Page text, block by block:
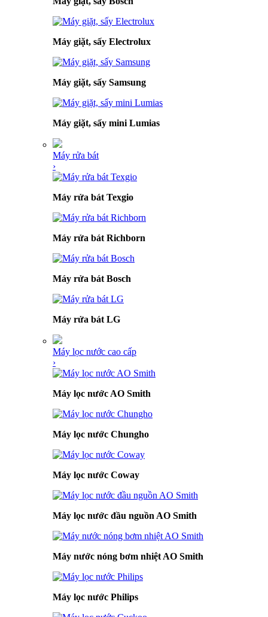
Máy giặt, sấy Electrolux
Máy giặt, sấy Samsung
Máy giặt, sấy mini Lumias
Máy rửa bát
›
Máy rửa bát Texgio
Máy rửa bát Richborn
Máy rửa bát Bosch
Máy rửa bát LG
Máy lọc nước cao cấp
›
Máy lọc nước AO Smith
Máy lọc nước Chungho
Máy lọc nước Coway
Máy lọc nước đầu nguồn AO Smith
Máy nước nóng bơm nhiệt AO Smith
Máy lọc nước Philips